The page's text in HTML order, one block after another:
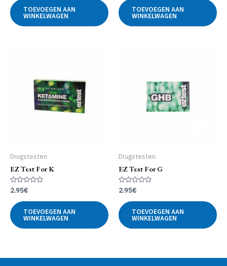
5
TOEVOEGEN AAN
WINKELWAGEN
5
TOEVOEGEN AAN
WINKELWAGEN
Drugstesten
EZ Test For K
Gewaardeerd
0
5
2.95€
TOEVOEGEN AAN
WINKELWAGEN
Drugstesten
EZ Test For G
Gewaardeerd
0
5
2.95€
TOEVOEGEN AAN
WINKELWAGEN